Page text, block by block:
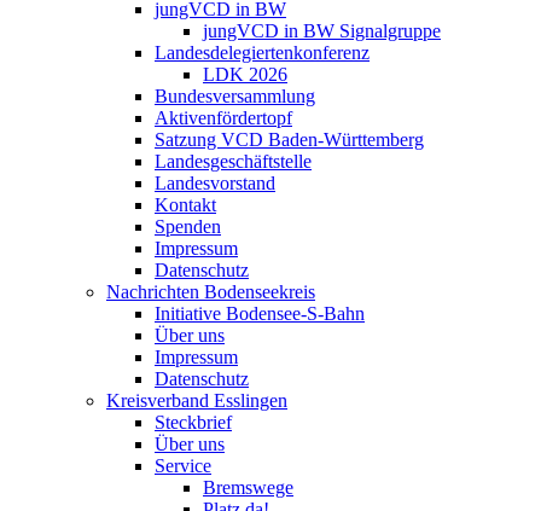
jungVCD in BW
jungVCD in BW Signalgruppe
Landesdelegiertenkonferenz
LDK 2026
Bundesversammlung
Aktivenfördertopf
Satzung VCD Baden-Württemberg
Landesgeschäftstelle
Landesvorstand
Kontakt
Spenden
Impressum
Datenschutz
Nachrichten Bodenseekreis
Initiative Bodensee-S-Bahn
Über uns
Impressum
Datenschutz
Kreisverband Esslingen
Steckbrief
Über uns
Service
Bremswege